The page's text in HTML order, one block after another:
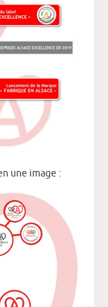
une image :